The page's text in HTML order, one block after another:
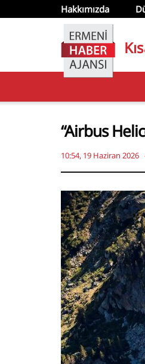
Hakkımızda
“Airbus
10:54, 19 Haziran 2026